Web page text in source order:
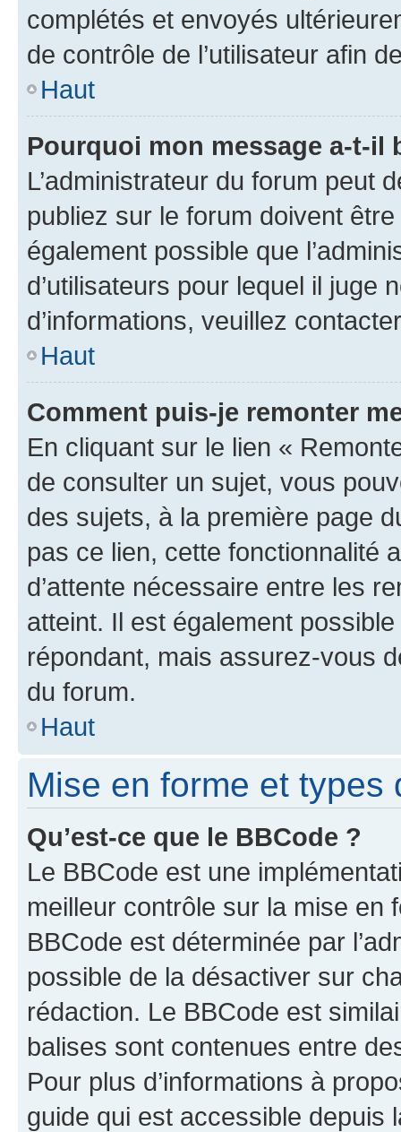
complétés et envoyés
de contrôle de l’utilisateur afin
Haut
Pourquoi mon message a-t-il
L’administrateur du forum peut
publiez sur le forum doivent
également possible que
d’utilisateurs pour lequel il juge
d’informations, veuillez
Haut
Comment puis-je remonter
En cliquant sur le lien «
de consulter un sujet, vous
des sujets, à la première page
pas ce lien, cette fonctionnalité
d’attente nécessaire entre les
atteint. Il est également
répondant, mais assurez-vous
du forum.
Haut
Mise en forme et types
Qu’est-ce que le BBCode ?
Le BBCode est une
meilleur contrôle sur la mise en
BBCode est déterminée par
possible de la désactiver sur
rédaction. Le BBCode est
balises sont contenues entre
Pour plus d’informations à
guide qui est accessible depuis